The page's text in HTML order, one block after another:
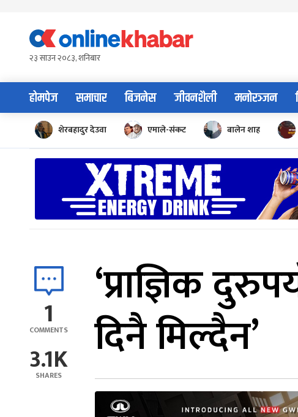
content२३ साउन २०८३, शनिबार
होमपेज समाचार बिजनेस जीवनशैली मनोरञ्जन
शेरबहादुर देउवा एमाले-संकट बालेन शाह
1
COMMENTS
3.1K
SHARES
‘प्राज्ञिक
दिनै मिल्दैन’